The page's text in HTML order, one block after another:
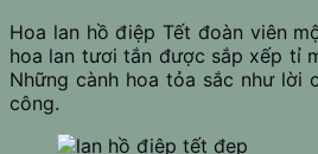
Hoa lan hồ điệp Tết đoàn viên
hoa lan tươi tắn được sắp xếp tỉ
Những cành hoa tỏa sắc như lời
công.